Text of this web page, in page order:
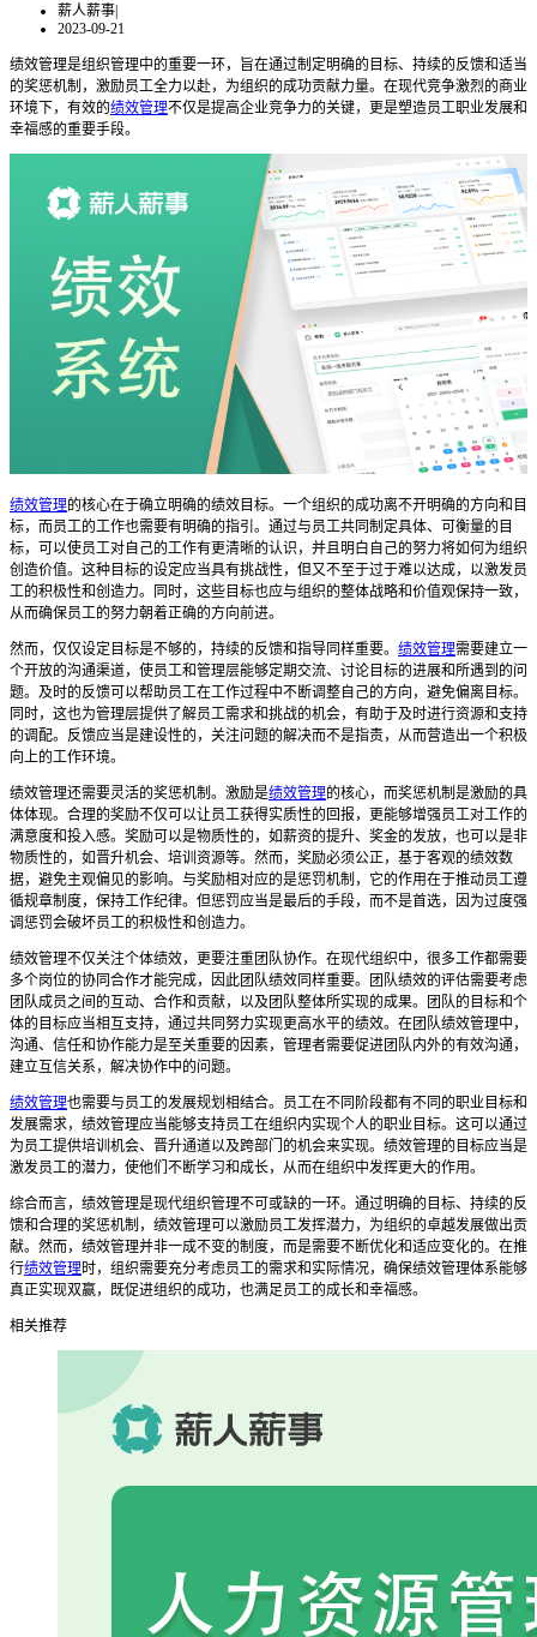
薪人薪事|
2023-09-21
绩效管理是组织管理中的重要一环，旨在通过制定明确的目标、持续的反馈和适当
的奖惩机制，激励员工全力以赴，为组织的成功贡献力量。在现代竞争激烈的商业
环境下，有效的绩效管理不仅是提高企业竞争力的关键，更是塑造员工职业发展和
幸福感的重要手段。
绩效管理的核心在于确立明确的绩效目标。一个组织的成功离不开明确的方向和目
标，而员工的工作也需要有明确的指引。通过与员工共同制定具体、可衡量的目
标，可以使员工对自己的工作有更清晰的认识，并且明白自己的努力将如何为组织
创造价值。这种目标的设定应当具有挑战性，但又不至于过于难以达成，以激发员
工的积极性和创造力。同时，这些目标也应与组织的整体战略和价值观保持一致，
从而确保员工的努力朝着正确的方向前进。
然而，仅仅设定目标是不够的，持续的反馈和指导同样重要。 绩效管理需要建立一
个开放的沟通渠道，使员工和管理层能够定期交流、讨论目标的进展和所遇到的问
题。及时的反馈可以帮助员工在工作过程中不断调整自己的方向，避免偏离目标。
同时，这也为管理层提供了解员工需求和挑战的机会，有助于及时进行资源和支持
的调配。反馈应当是建设性的，关注问题的解决而不是指责，从而营造出一个积极
向上的工作环境。
绩效管理还需要灵活的奖惩机制。激励是绩效管理的核心，而奖惩机制是激励的具
体体现。合理的奖励不仅可以让员工获得实质性的回报，更能够增强员工对工作的
满意度和投入感。奖励可以是物质性的，如薪资的提升、奖金的发放，也可以是非
物质性的，如晋升机会、培训资源等。然而，奖励必须公正，基于客观的绩效数
据，避免主观偏见的影响。与奖励相对应的是惩罚机制，它的作用在于推动员工遵
循规章制度，保持工作纪律。但惩罚应当是最后的手段，而不是首选，因为过度强
调惩罚会破坏员工的积极性和创造力。
绩效管理不仅关注个体绩效，更要注重团队协作。在现代组织中，很多工作都需要
多个岗位的协同合作才能完成，因此团队绩效同样重要。团队绩效的评估需要考虑
团队成员之间的互动、合作和贡献，以及团队整体所实现的成果。团队的目标和个
体的目标应当相互支持，通过共同努力实现更高水平的绩效。在团队绩效管理中，
沟通、信任和协作能力是至关重要的因素，管理者需要促进团队内外的有效沟通，
建立互信关系，解决协作中的问题。
绩效管理也需要与员工的发展规划相结合。员工在不同阶段都有不同的职业目标和
发展需求，绩效管理应当能够支持员工在组织内实现个人的职业目标。这可以通过
为员工提供培训机会、晋升通道以及跨部门的机会来实现。绩效管理的目标应当是
激发员工的潜力，使他们不断学习和成长，从而在组织中发挥更大的作用。
综合而言，绩效管理是现代组织管理不可或缺的一环。通过明确的目标、持续的反
馈和合理的奖惩机制，绩效管理可以激励员工发挥潜力，为组织的卓越发展做出贡
献。然而，绩效管理并非一成不变的制度，而是需要不断优化和适应变化的。在推
行绩效管理时，组织需要充分考虑员工的需求和实际情况，确保绩效管理体系能够
真正实现双赢，既促进组织的成功，也满足员工的成长和幸福感。
相关推荐